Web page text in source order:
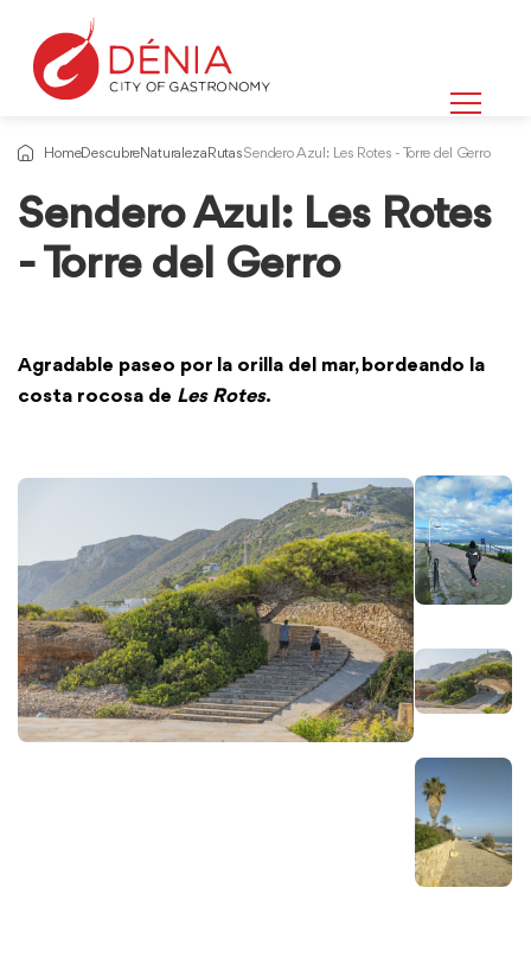
HomeDescubreNaturaleza RutasSendero Azul: Les Rotes - Torre del Gerro
Sendero Azul: Les Rotes
- Torre del Gerro
Agradable paseo por la orilla del mar, bordeando la
costa rocosa de Les Rotes.